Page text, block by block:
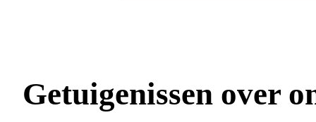
Getuigenissen over